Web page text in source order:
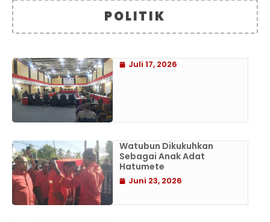
POLITIK
Juli 17, 2026
Watubun Dikukuhkan
Sebagai Anak Adat
Hatumete
Juni 23, 2026